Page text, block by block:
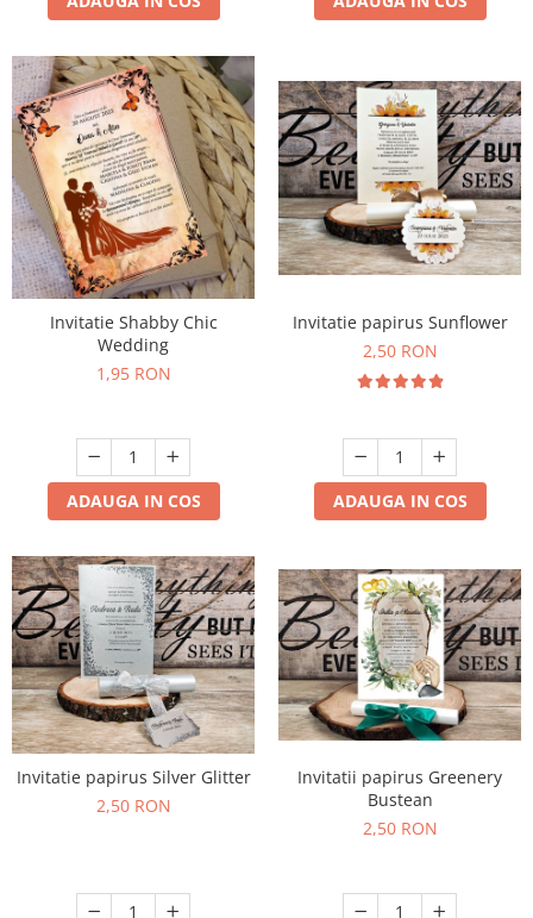
Invitatie Shabby Chic
Wedding
1,95 RON
ADAUGA IN COS
Invitatie papirus Sunflower
2,50 RON
ADAUGA IN COS
Invitatie papirus Silver Glitter
2,50 RON
Invitatii papirus Greenery
Bustean
2,50 RON